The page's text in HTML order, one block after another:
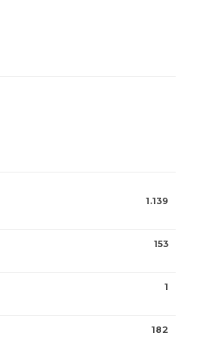
1.139
153
1
182